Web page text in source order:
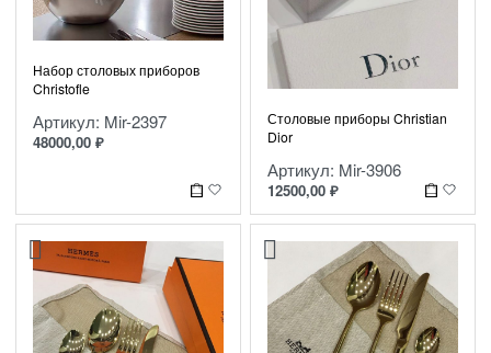
Набор столовых приборов
Christofle
Артикул: Mir-2397
48000,00 ₽
Столовые приборы Christian
Dior
Артикул: Mir-3906
12500,00 ₽